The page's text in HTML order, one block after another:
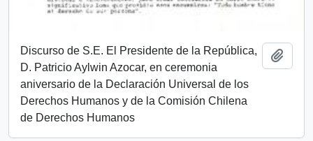
Discurso de S.E. El Presidente de la República,
D. Patricio Aylwin Azocar, en ceremonia
aniversario de la Declaración Universal de los
Derechos Humanos y de la Comisión Chilena
de Derechos Humanos